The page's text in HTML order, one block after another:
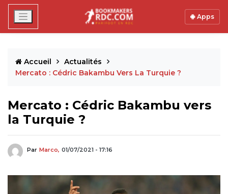
Apps
Accueil
Actualités
Mercato : Cédric Bakambu Vers La Turquie ?
Mercato : Cédric Bakambu vers
la Turquie ?
Par Marco, 01/07/2021 - 17:16